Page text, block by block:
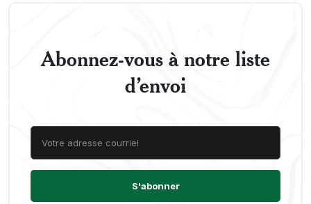
Abonnez-vous à notre liste
d’envoi